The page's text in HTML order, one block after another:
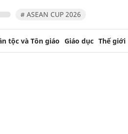
# ASEAN CUP 2026
tộc và Tôn giáo Giáo dục Thế giới